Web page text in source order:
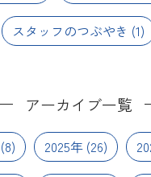
スタッフのつぶやき (1)
アーカイブ一覧
2025年(26)